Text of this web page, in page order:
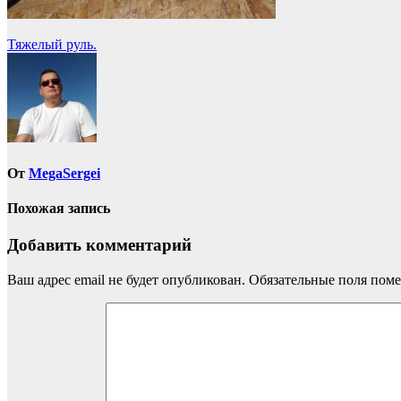
Навигация
записям
Тяжелый руль.
От MegaSergei
Похожая запись
Добавить комментарий
Ваш адрес email не будет опубликован. Обязательные поля